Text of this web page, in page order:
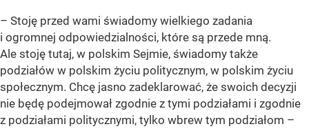
– Stoję przed wami świadomy wielkiego zadania
i ogromnej odpowiedzialności, które są przede mną.
Ale stoję tutaj, w polskim Sejmie, świadomy także
podziałów w polskim życiu politycznym, w polskim życiu
społecznym. Chcę jasno zadeklarować, że swoich decyzji
nie będę podejmował zgodnie z tymi podziałami i zgodnie
z podziałami politycznymi, tylko wbrew tym podziałom –